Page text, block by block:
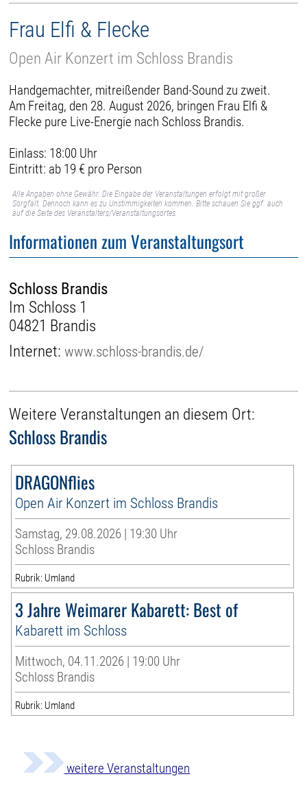
Frau Elfi & Flecke
Open Air Konzert im Schloss Brandis
Handgemachter, mitreißender Band-Sound zu zweit.
Am Freitag, den 28. August 2026, bringen Frau Elfi &
Flecke pure Live-Energie nach Schloss Brandis.
Einlass: 18:00 Uhr
Eintritt: ab 19 € pro Person
Alle Angaben ohne Gewähr. Die Eingabe der Veranstaltungen erfolgt mit großer
Sorgfalt. Dennoch kann es zu Unstimmigkeiten kommen. Bitte schauen Sie ggf. auch
auf die Seite des Veranstalters/Veranstaltungsortes.
Informationen zum Veranstaltungsort
Schloss Brandis
Im Schloss 1
04821 Brandis
Internet:www.schloss-brandis.de/
Weitere Veranstaltungen an diesem Ort:
Schloss Brandis
DRAGONflies
Open Air Konzert im Schloss Brandis
Samstag, 29.08.2026 | 19:30 Uhr
Schloss Brandis
Rubrik: Umland
3 Jahre Weimarer Kabarett: Best of
Kabarett im Schloss
Mittwoch, 04.11.2026 | 19:00 Uhr
Schloss Brandis
Rubrik: Umland
weitere Veranstaltungen